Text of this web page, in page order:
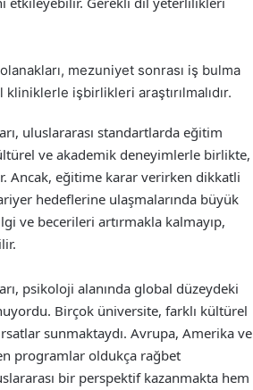
mezuniyet sonrası iş bulma
işbirlikleri araştırılmalıdır.
uluslararası standartlarda eğitim
ve akademik deneyimlerle birlikte,
Ancak, eğitime karar verirken dikkatli
hedeflerine ulaşmalarında büyük
ve becerileri artırmakla kalmayıp,
psikoloji alanında global düzeydeki
Birçok üniversite, farklı kültürel
sunmaktaydı. Avrupa, Amerika ve
programlar oldukça rağbet
bir perspektif kazanmakta hem